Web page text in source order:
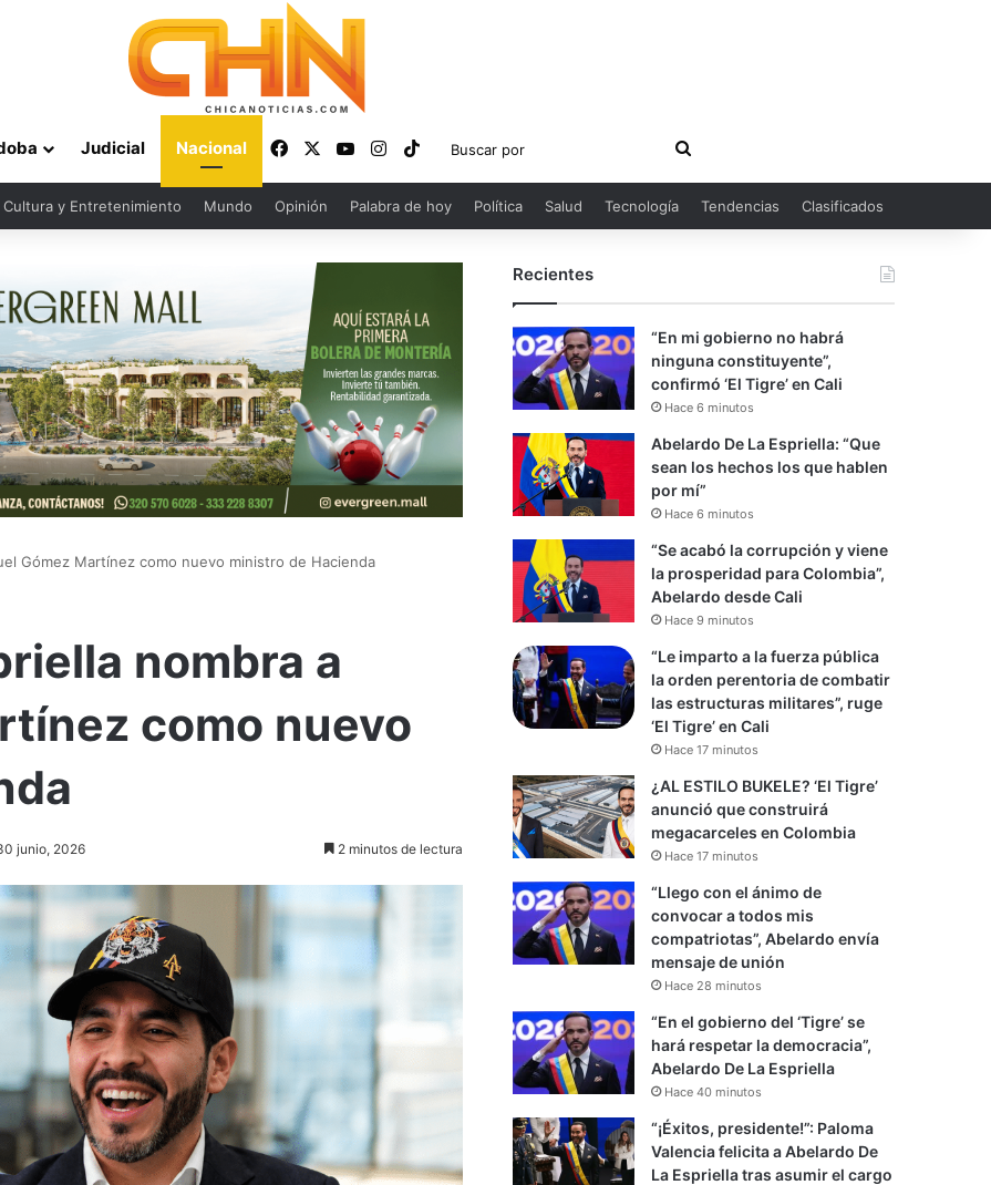
Judicial Nacional FacebookYouTubeInstagram
TikTok
Buscar
por
Cultura y Entretenimiento Mundo Opinión Palabra de hoy Política Salud Tecnología Tendencias Clasificados
Gómez Martínez como nuevo ministro de Hacienda
nombra a
como nuevo
junio, 2026 2 minutos de lectura
Recientes
“En mi gobierno no habrá
ninguna constituyente”,
confirmó ‘El Tigre’ en Cali
Hace 6 minutos
Abelardo De La Espriella: “Que
sean los hechos los que hablen
por mí”
Hace 6 minutos
“Se acabó la corrupción y viene
la prosperidad para Colombia”,
Abelardo desde Cali
Hace 9 minutos
“Le imparto a la fuerza pública
la orden perentoria de combatir
las estructuras militares”, ruge
‘El Tigre’ en Cali
Hace 17 minutos
¿AL ESTILO BUKELE? ‘El Tigre’
anunció que construirá
megacarceles en Colombia
Hace 17 minutos
“Llego con el ánimo de
convocar a todos mis
compatriotas”, Abelardo envía
mensaje de unión
Hace 28 minutos
“En el gobierno del ‘Tigre’ se
hará respetar la democracia”,
Abelardo De La Espriella
Hace 40 minutos
“¡Éxitos, presidente!”: Paloma
Valencia felicita a Abelardo De
La Espriella tras asumir el cargo